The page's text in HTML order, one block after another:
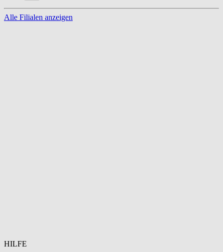
Alle Filialen anzeigen
HILFE